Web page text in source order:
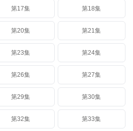
第17集 第18集
第20集 第21集
第23集 第24集
第26集 第27集
第29集 第30集
第32集 第33集